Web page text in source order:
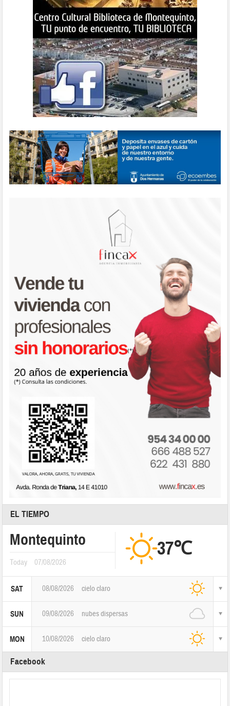
EL TIEMPO
Montequinto
Today 07/08/2026
37℃
SAT 08/08/2026 cielo claro
SUN 09/08/2026 nubes dispersas
MON 10/08/2026 cielo claro
Facebook